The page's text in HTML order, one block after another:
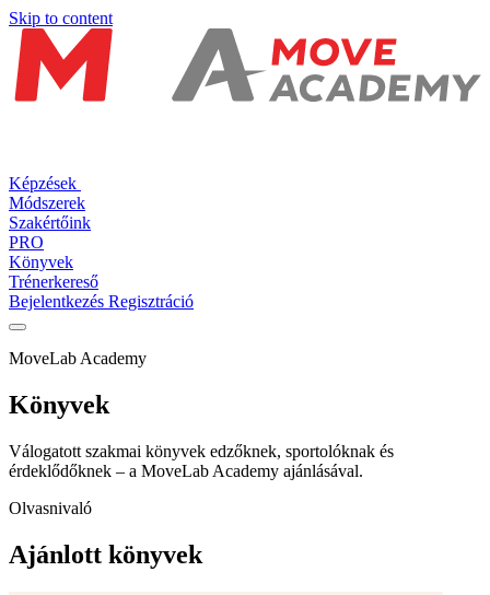
Skip to content
Képzések
Módszerek
Szakértőink
PRO
Könyvek
Trénerkereső
Bejelentkezés Regisztráció
MoveLab Academy
Könyvek
Válogatott szakmai könyvek edzőknek, sportolóknak és
érdeklődőknek – a MoveLab Academy ajánlásával.
Olvasnivaló
Ajánlott könyvek